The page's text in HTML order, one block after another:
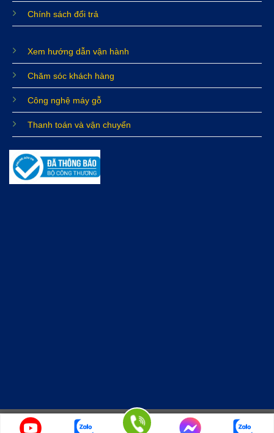
Chính sách đổi trả
Xem hướng dẫn vận hành
Chăm sóc khách hàng
Công nghệ máy gỗ
Thanh toán và vận chuyển
Copyright 2026 © KINGWOODMAC